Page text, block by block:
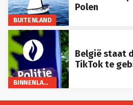
BUITENLAND
Polen
BINNENLAND
België staat
TikTok te